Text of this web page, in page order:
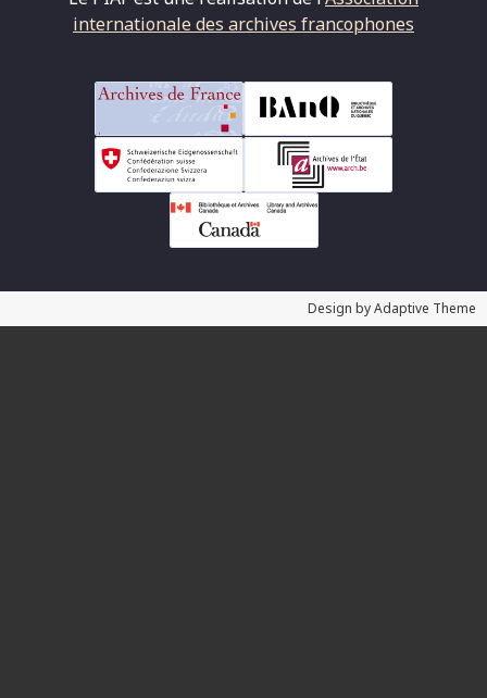
internationale des archives francophones
Design by Adaptive Theme